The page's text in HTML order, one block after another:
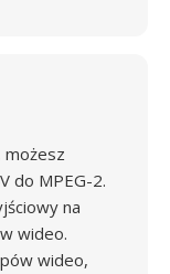
możesz
do MPEG-2.
na
wideo.
wideo,